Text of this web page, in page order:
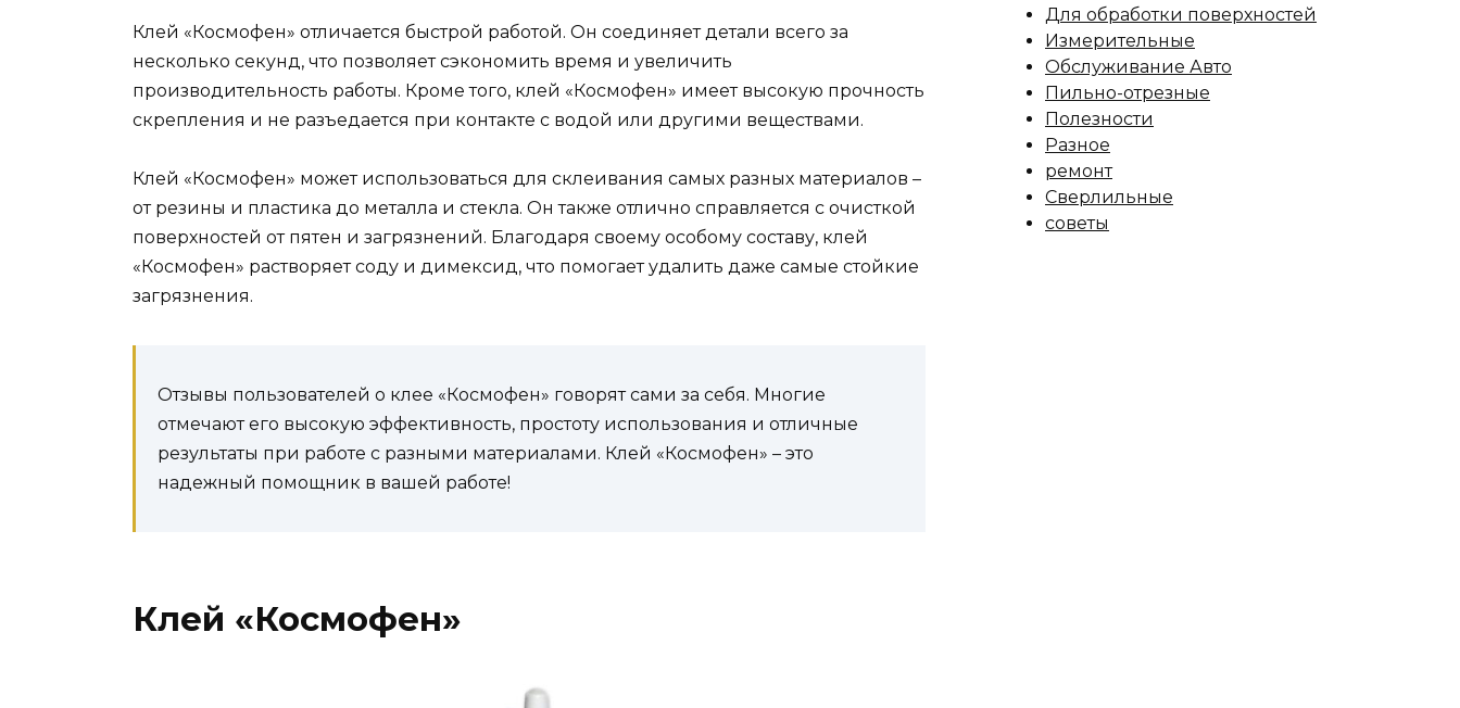
Клей «Космофен» отличается быстрой работой. Он соединяет детали всего за
несколько секунд, что позволяет сэкономить время и увеличить
производительность работы. Кроме того, клей «Космофен» имеет высокую прочность
скрепления и не разъедается при контакте с водой или другими веществами.
Клей «Космофен» может использоваться для склеивания самых разных материалов –
от резины и пластика до металла и стекла. Он также отлично справляется с очисткой
поверхностей от пятен и загрязнений. Благодаря своему особому составу, клей
«Космофен» растворяет соду и димексид, что помогает удалить даже самые стойкие
загрязнения.
Отзывы пользователей о клее «Космофен» говорят сами за себя. Многие
отмечают его высокую эффективность, простоту использования и отличные
результаты при работе с разными материалами. Клей «Космофен» – это
надежный помощник в вашей работе!
Клей «Космофен»
Для обработки поверхностей
Измерительные
Обслуживание Авто
Пильно-отрезные
Полезности
Разное
ремонт
Сверлильные
советы